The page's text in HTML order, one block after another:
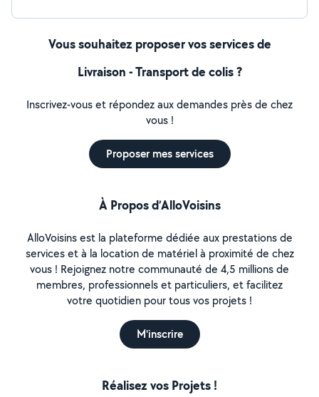
Vous souhaitez proposer vos services de
Livraison - Transport de colis ?
Inscrivez-vous et répondez aux demandes près de chez
vous !
Proposer mes services
À Propos d’AlloVoisins
AlloVoisins est la plateforme dédiée aux prestations de
services et à la location de matériel à proximité de chez
vous ! Rejoignez notre communauté de 4,5 millions de
membres, professionnels et particuliers, et facilitez
votre quotidien pour tous vos projets !
M'inscrire
Réalisez vos Projets !